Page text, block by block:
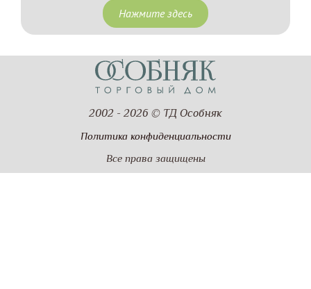
Нажмите здесь
2002 - 2026 © ТД Особняк
Политика конфиденциальности
Все права защищены